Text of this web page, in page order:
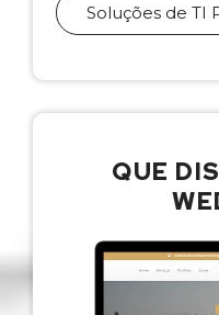
Soluções de TI
QUE